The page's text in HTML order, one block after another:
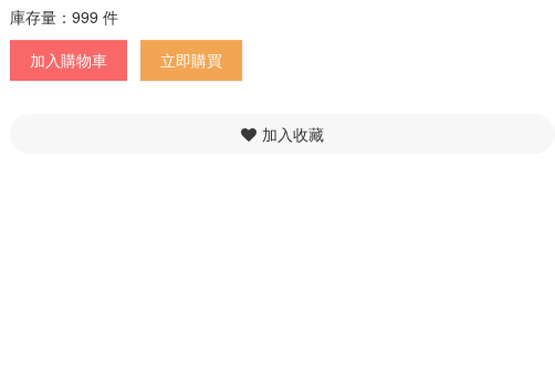
庫存量：999 件
加入購物車
立即購買
加入收藏